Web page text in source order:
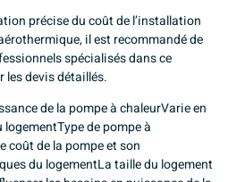
précise du coût de l’installation
il est recommandé de
spécialisés dans ce
les devis détaillés.
de la pompe à chaleurVarie en
de pompe à
coût de la pompe et son
du logementLa taille du logement